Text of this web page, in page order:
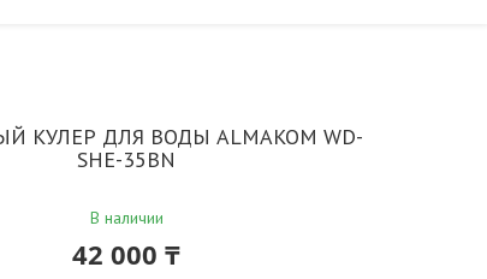
КУЛЕР ДЛЯ ВОДЫ ALMAKOM WD-
SHE-35BN
В наличии
42 000 ₸